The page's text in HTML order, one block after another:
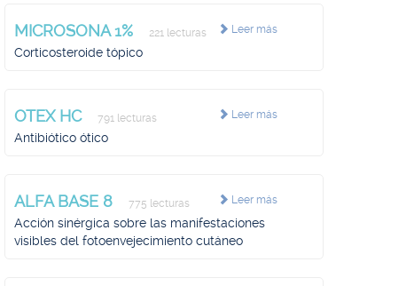
Leer más
MICROSONA 1% 221 lecturas
Corticosteroide tópico
Leer más
OTEX HC 791 lecturas
Antibiótico ótico
Leer más
ALFA BASE 8 775 lecturas
Acción sinérgica sobre las manifestaciones
visibles del fotoenvejecimiento cutáneo